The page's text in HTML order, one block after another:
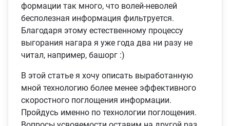
формации так много, что волей-неволей
бесполезная информация фильтруется.
Благодаря этому естественному процессу
выгорания нагара я уже года два ни разу не
читал, например, башорг :)
В этой статье я хочу описать выработанную
мной технологию более менее эффективного
скоростного поглощения информации.
Пройдусь именно по технологии поглощения.